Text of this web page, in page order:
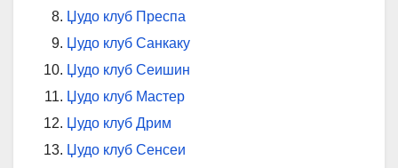
Џудо клуб Преспа
Џудо клуб Санкаку
Џудо клуб Сеишин
Џудо клуб Мастер
Џудо клуб Дрим
Џудо клуб Сенсеи